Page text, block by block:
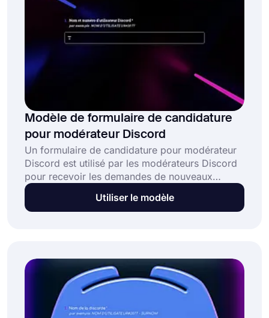
Modèle de formulaire de candidature
pour modérateur Discord
Un formulaire de candidature pour modérateur
Discord est utilisé par les modérateurs Discord
pour recevoir les demandes de nouveaux
modérateurs. Il inclut généralement plusieurs
questions ciblant l'expérience, la disponibilité, la
Utiliser le modèle